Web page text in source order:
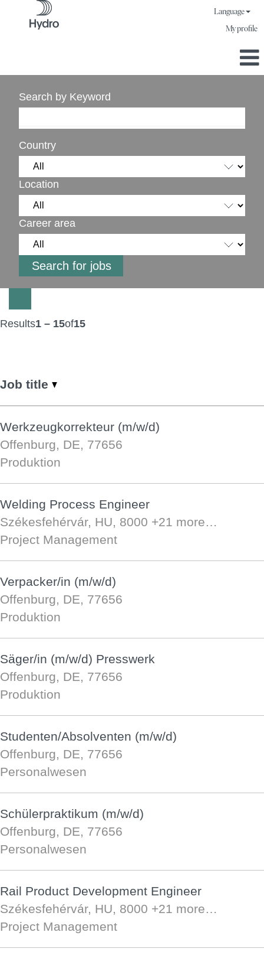
Language
My profile
Search by Keyword
Country
Location
Career area
Results1 – 15of15
Job title
Werkzeugkorrekteur (m/w/d)
Offenburg, DE, 77656
Produktion
Welding Process Engineer
Székesfehérvár, HU, 8000 +21 more…
Project Management
Verpacker/in (m/w/d)
Offenburg, DE, 77656
Produktion
Säger/in (m/w/d) Presswerk
Offenburg, DE, 77656
Produktion
Studenten/Absolventen (m/w/d)
Offenburg, DE, 77656
Personalwesen
Schülerpraktikum (m/w/d)
Offenburg, DE, 77656
Personalwesen
Rail Product Development Engineer
Székesfehérvár, HU, 8000 +21 more…
Project Management